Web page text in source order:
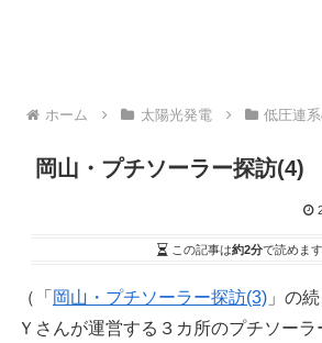
ホーム 太陽光発電 低圧連
岡山・プチソーラー探訪(4)
この記事は約2分で読めます
（「 岡山・プチソーラー探訪(3) 」の続
Ｙさんが運営する３カ所のプチソー